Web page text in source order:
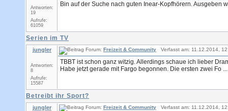
Antworten:
19
Aufrufe:
61059
Bin auf der Suche nach guten Inear-Kopfhörern. Ausgeben
Serien im TV
jungler
Antworten:
8
Aufrufe:
15587
Forum: Freizeit & Community Verfasst am: 11.12.2014,
TBBT ist schon ganz witzig. Allerdings schaue ich lieber
Habe jetzt gerade mit Fargo begonnen. Die ersten zwei Fo ...
Betreibt ihr Sport?
jungler Forum: Freizeit & Community Verfasst am: 11.12.2014,